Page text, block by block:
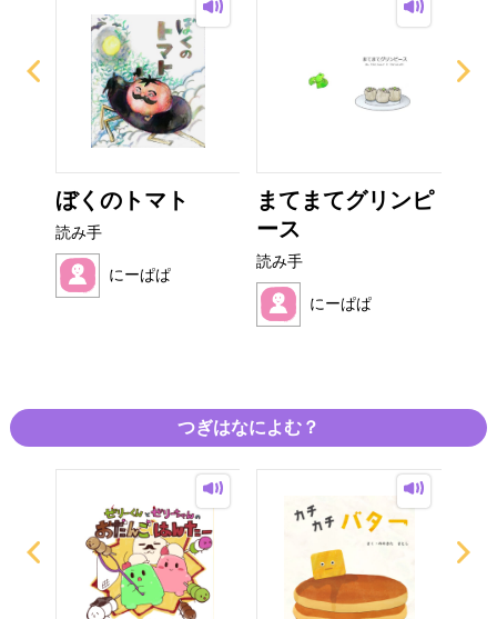
ぼくのトマト
読み手
にーぱぱ
まてまてグリンピ
ース
読み手
にーぱぱ
つぎはなによむ？